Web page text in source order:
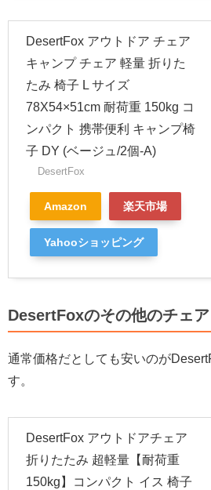
DesertFox アウトドア チェア
キャンプ チェア 軽量 折りた
たみ 椅子 L サイズ
78X54×51cm 耐荷重 150kg コ
ンパクト 携帯便利 キャンプ椅
子 DY (ベージュ/2個-A)
DesertFox
Amazon 楽天市場
Yahooショッピング
DesertFoxのその他のチェア
通常価格だとしても安いのが
す。
DesertFox アウトドアチェア
折りたたみ 超軽量【耐荷重
150kg】コンパクト イス 椅子